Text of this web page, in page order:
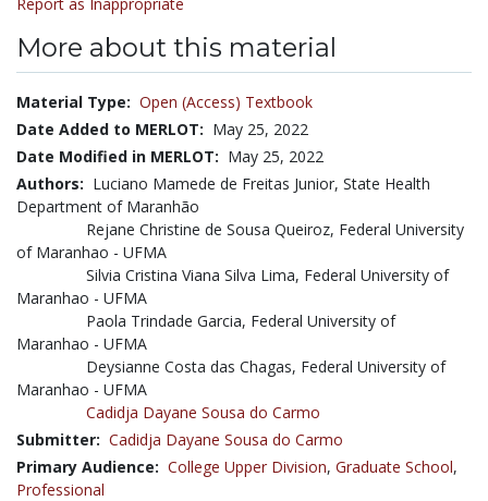
More about this material
Material Type: Open (Access) Textbook
Date Added to MERLOT: May 25, 2022
Date Modified in MERLOT: May 25, 2022
Authors: Luciano Mamede de Freitas Junior, State Health
Department of Maranhão
Rejane Christine de Sousa Queiroz, Federal University
of Maranhao - UFMA
Silvia Cristina Viana Silva Lima, Federal University of
Maranhao - UFMA
Paola Trindade Garcia, Federal University of
Maranhao - UFMA
Deysianne Costa das Chagas, Federal University of
Maranhao - UFMA
Cadidja Dayane Sousa do Carmo
Submitter: Cadidja Dayane Sousa do Carmo
Primary Audience: College Upper Division, Graduate School,
Professional